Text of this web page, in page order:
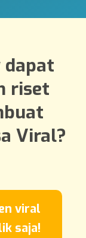
dapat
riset
Viral?
viral
saja!